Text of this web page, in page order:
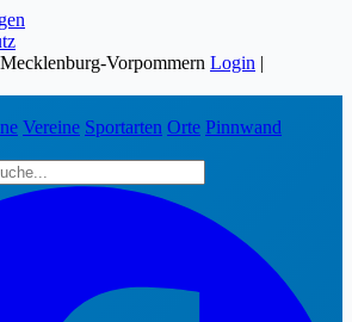
Vorpommern Login |
Vereine Sportarten Orte Pinnwand